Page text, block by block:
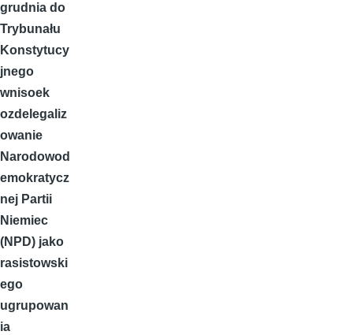
grudnia do
Trybunału
Konstytucy
jnego
wnisoek
ozdelegaliz
owanie
Narodowod
emokratycz
nej Partii
Niemiec
(NPD) jako
rasistowski
ego
ugrupowan
ia